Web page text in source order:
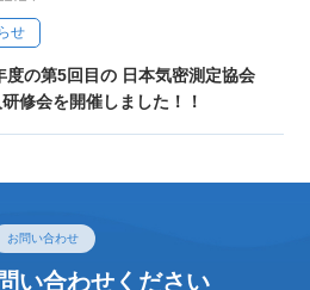
せ
度の第5回目の 日本気密測定協会
修会を開催しました！！
お問い合わせ
い合わせください